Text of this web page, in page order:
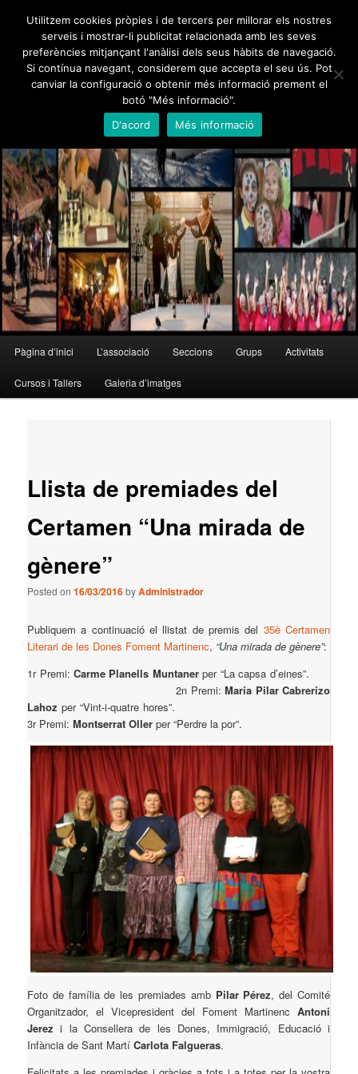
contentFoment Martinenc
Creu de Sant Jordi 1995, Medalla d'Honor de Barcelona 2012
menu
Pàgina d’inici L’associació Seccions Grups Activitats
Cursos i Tallers Galeria d’imatges
Llista de premiades del
Certamen “Una mirada de
gènere”
Posted on16/03/2016byAdministrador
Publiquem a continuació el llistat de premis del 35è Certamen
Literari de les Dones Foment Martinenc, “Una mirada de gènere”:
1r Premi: Carme Planells Muntanerper “La capsa d’eines”.
2n Premi:Maria Pilar Cabrerizo
Lahoz per “Vint-i-quatre hores”.
3r Premi:Montserrat Oller per“Perdre la por”.
Foto de família de les premiades amb Pilar Pérez, del Comité
Organitzador, el Vicepresident del Foment Martinenc Antoni
Jerez i la Consellera de les Dones, Immigració, Educació i
Infància de Sant MartíCarlota Falgueras.
Utilitzem cookies pròpies i de tercers per millorar els nostres
serveis i mostrar-li publicitat relacionada amb les seves
preferències mitjançant l'anàlisi dels seus hàbits de navegació.
Si contínua navegant, considerem que accepta el seu ús. Pot
canviar la configuració o obtenir més informació prement el
botó "Més informació".
D'acord
Més informació